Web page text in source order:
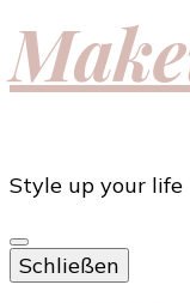
Style up your life
Schließen